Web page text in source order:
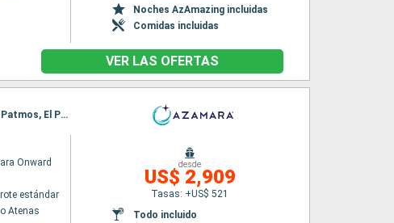
Noches AzAmazing incluidas
Comidas incluidas
VER LAS OFERTAS
Itinerario : El Pireo Atenas, Mykonos, Volos, Salónica, Canakkale, Estambul, Cesme, Patmos, El Pireo Atenas
Onward
estándar
Atenas
desde
US$ 2,909
Tasas: +US$ 521
Todo incluido